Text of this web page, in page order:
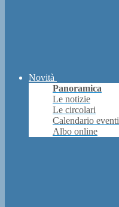
Novità
Panoramica
Le notizie
Le circolari
Calendario eventi
Albo online